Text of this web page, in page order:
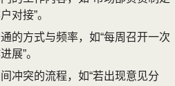
对接”。
的方式与频率，如“每周召开一次
展”。
冲突的流程，如“若出现意见分